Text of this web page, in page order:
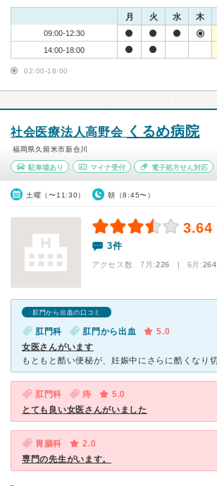
月 火 水 木
09:00-12:30
14:00-18:00
02:00-18:00
社会医療法人高野会 くるめ病院
福岡県久留米市新合川
駐車場あり マイナ受付 電子処方せん対応
土曜（〜11:30） 朝（8:45〜）
3.64
3件
アクセス数 7月:226 | 6月:264
肛門から出血の口コミ
肛門科 肛門から出血
5.0
女医さんがいます
肛門科 痔
5.0
とても良い女医さんがいました
胃腸科
2.0
専門の先生がいます。